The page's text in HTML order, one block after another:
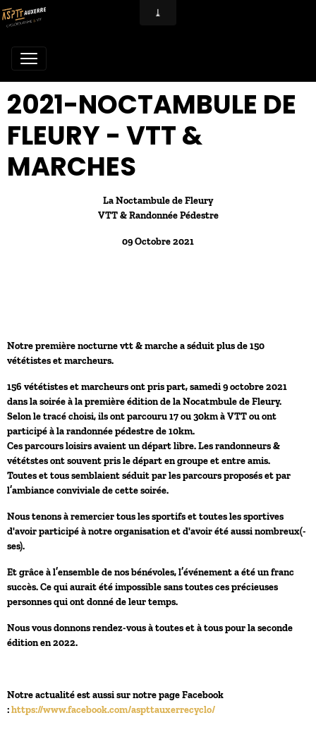
2021-NOCTAMBULE DE
FLEURY - VTT &
MARCHES
La Noctambule de Fleury
VTT & Randonnée Pédestre
09 Octobre 2021
Notre première nocturne vtt & marche a séduit plus de 150
vététistes et marcheurs.
156 vététistes et marcheurs ont pris part, samedi 9 octobre 2021
dans la soirée à la première édition de la Nocatmbule de Fleury.
Selon le tracé choisi, ils ont parcouru 17 ou 30km à VTT ou ont
participé à la randonnée pédestre de 10km.
Ces parcours loisirs avaient un départ libre. Les randonneurs &
vététstes ont souvent pris le départ en groupe et entre amis.
Toutes et tous semblaient séduit par les parcours proposés et par
l’ambiance conviviale de cette soirée.
Nous tenons à remercier tous les sportifs et toutes les sportives
d'avoir participé à notre organisation et d'avoir été aussi nombreux(-
ses).
Et grâce à l’ensemble de nos bénévoles, l’événement a été un franc
succès. Ce qui aurait été impossible sans toutes ces précieuses
personnes qui ont donné de leur temps.
Nous vous donnons rendez-vous à toutes et à tous pour la seconde
édition en 2022.
Notre actualité est aussi sur notre page Facebook
:https://www.facebook.com/aspttauxerrecyclo/